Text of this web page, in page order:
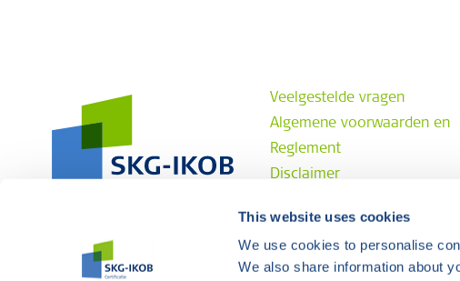
This website uses cookies
We use cookies to personalise
We also share information about
Veelgestelde vragen
Algemene voorwaarden en
Reglement
Disclaimer
Klachtenprocedure
Contact